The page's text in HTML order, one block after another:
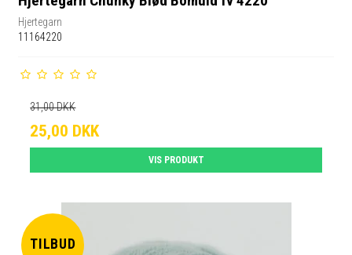
Hjertegarn
11164220
31,00 DKK
25,00 DKK
VIS PRODUKT
TILBUD